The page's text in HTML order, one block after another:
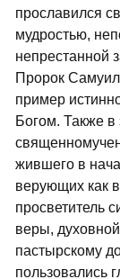
прославился
мудростью,
непрестанной
Пророк
пример
Богом. Также в
жившего в
верующих как
просветитель
веры,
пастырскому
пользовались